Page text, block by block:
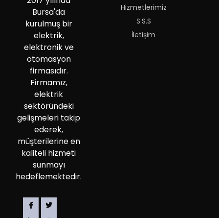
Bursa'da
kurulmuş bir
elektrik,
elektronik ve
otomasyon
firmasıdır.
Firmamız,
elektrik
sektöründeki
gelişmeleri takip
ederek,
müşterilerine en
kaliteli hizmeti
sunmayı
hedeflemektedir.
Hizmetlerimiz
S.S.S
İletişim